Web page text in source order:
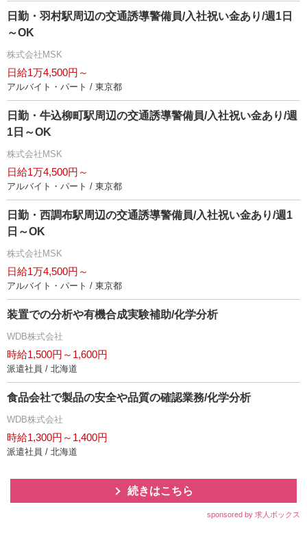
日勤・羽村駅周辺の交通誘導警備員/入社祝い金あり/週1日
～OK
株式会社MSK
日給1万4,500円～
アルバイト・パート / 東京都
日勤・牛込柳町駅周辺の交通誘導警備員/入社祝い金あり/週
1日～OK
株式会社MSK
日給1万4,500円～
アルバイト・パート / 東京都
日勤・西調布駅周辺の交通誘導警備員/入社祝い金あり/週1
日～OK
株式会社MSK
日給1万4,500円～
アルバイト・パート / 東京都
装置での分析や有機合成実験補助/化学分析
WDB株式会社
時給1,500円～1,600円
派遣社員 / 北海道
食品会社で製品の安全や品質の確認業務/化学分析
WDB株式会社
時給1,300円～1,400円
派遣社員 / 北海道
続きはこちら
sponsored by 求人ボックス